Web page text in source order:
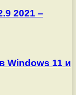
2021 –
Windows 11 и